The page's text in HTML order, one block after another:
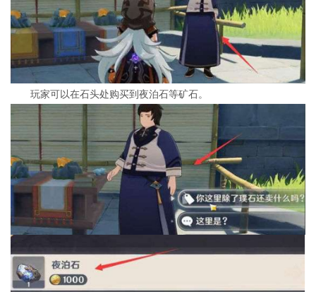
玩家可以在石头处购买到夜泊石等矿石。